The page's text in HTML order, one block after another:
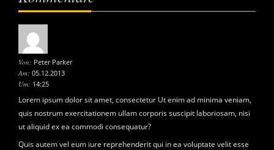
Von: Peter Parker
Am: 05.12.2013
Um: 14:25
Lorem ipsum dolor sit amet, consectetur Ut enim ad minima veniam,
quis nostrum exercitationem ullam corporis suscipit laboriosam, nisi
ut aliquid ex ea commodi consequatur?
Quis autem vel eum iure reprehenderit qui in ea voluptate velit esse